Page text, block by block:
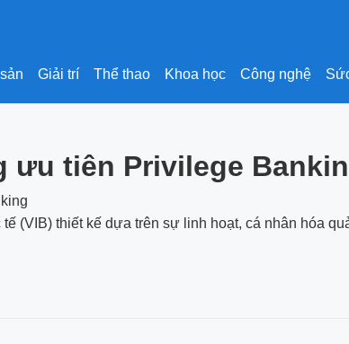
Giải trí Thể thao Khoa học Công nghệ
ưu tiên Privilege
(VIB) thiết kế dựa trên sự linh hoạt, cá nhân hóa